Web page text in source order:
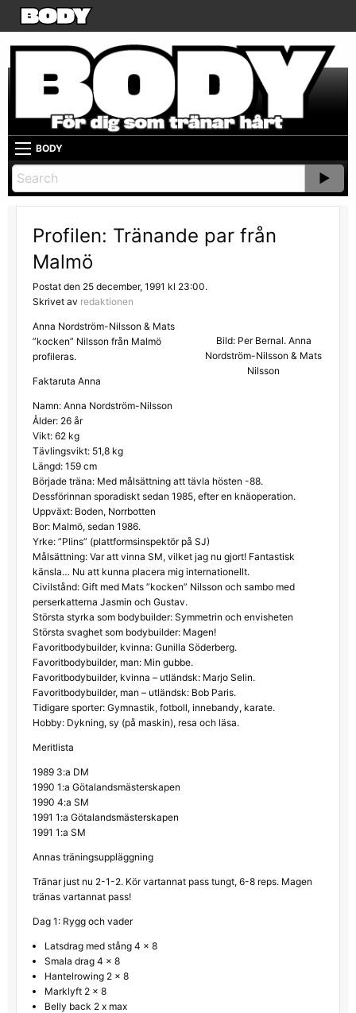
BODY
Profilen: Tränande par från
Malmö
Postat den 25 december, 1991 kl 23:00.
Skrivet av redaktionen
Bild: Per Bernal. Anna
Nordström-Nilsson & Mats
Nilsson
Anna Nordström-Nilsson & Mats
”kocken” Nilsson från Malmö
profileras.
Faktaruta Anna
Namn: Anna Nordström-Nilsson
Ålder: 26 år
Vikt: 62 kg
Tävlingsvikt: 51,8 kg
Längd: 159 cm
Började träna: Med målsättning att tävla hösten -88.
Dessförinnan sporadiskt sedan 1985, efter en knäoperation.
Uppväxt: Boden, Norrbotten
Bor: Malmö, sedan 1986.
Yrke: ”Plins” (plattformsinspektör på SJ)
Målsättning: Var att vinna SM, vilket jag nu gjort! Fantastisk
känsla… Nu att kunna placera mig internationellt.
Civilstånd: Gift med Mats ”kocken” Nilsson och sambo med
perserkatterna Jasmin och Gustav.
Största styrka som bodybuilder: Symmetrin och envisheten
Största svaghet som bodybuilder: Magen!
Favoritbodybuilder, kvinna: Gunilla Söderberg.
Favoritbodybuilder, man: Min gubbe.
Favoritbodybuilder, kvinna – utländsk: Marjo Selin.
Favoritbodybuilder, man – utländsk: Bob Paris.
Tidigare sporter: Gymnastik, fotboll, innebandy, karate.
Hobby: Dykning, sy (på maskin), resa och läsa.
Meritlista
1989 3:a DM
1990 1:a Götalandsmästerskapen
1990 4:a SM
1991 1:a Götalandsmästerskapen
1991 1:a SM
Annas träningsuppläggning
Tränar just nu 2-1-2. Kör vartannat pass tungt, 6-8 reps. Magen
tränas vartannat pass!
Dag 1: Rygg och vader
Latsdrag med stång 4 x 8
Smala drag 4 x 8
Hantelrowing 2 x 8
Marklyft 2 x 8
Belly back 2 x max